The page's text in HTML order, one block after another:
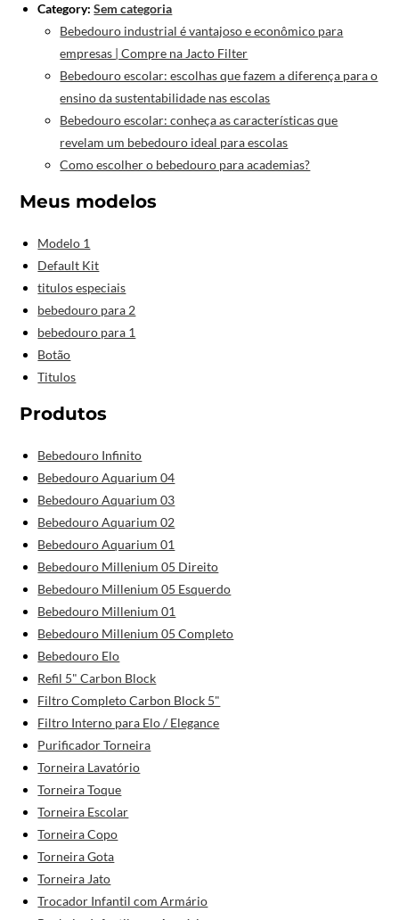
Category:Sem categoria
Bebedouro industrial é vantajoso e econômico para
empresas | Compre na Jacto Filter
Bebedouro escolar: escolhas que fazem a diferença para o
ensino da sustentabilidade nas escolas
Bebedouro escolar: conheça as características que
revelam um bebedouro ideal para escolas
Como escolher o bebedouro para academias?
Meus modelos
Modelo 1
Default Kit
titulos especiais
bebedouro para 2
bebedouro para 1
Botão
Titulos
Produtos
Bebedouro Infinito
Bebedouro Aquarium 04
Bebedouro Aquarium 03
Bebedouro Aquarium 02
Bebedouro Aquarium 01
Bebedouro Millenium 05 Direito
Bebedouro Millenium 05 Esquerdo
Bebedouro Millenium 01
Bebedouro Millenium 05 Completo
Bebedouro Elo
Refil 5" Carbon Block
Filtro Completo Carbon Block 5"
Filtro Interno para Elo / Elegance
Purificador Torneira
Torneira Lavatório
Torneira Toque
Torneira Escolar
Torneira Copo
Torneira Gota
Torneira Jato
Trocador Infantil com Armário